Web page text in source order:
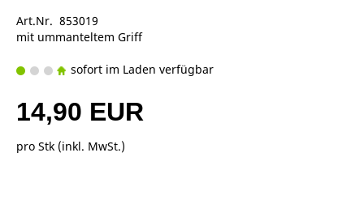
Art.Nr. 853019
mit ummanteltem Griff
sofort im Laden verfügbar
14,90 EUR
pro Stk (inkl. MwSt.)